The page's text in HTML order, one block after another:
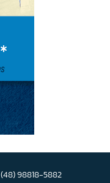
(48) 98818-5882